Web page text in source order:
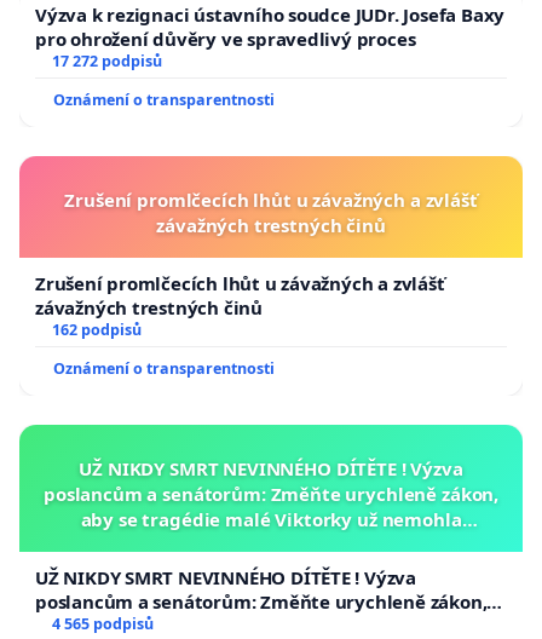
Výzva k rezignaci ústavního soudce JUDr. Josefa Baxy
pro ohrožení důvěry ve spravedlivý proces
17 272 podpisů
Oznámení o transparentnosti
Zrušení promlčecích lhůt u závažných a zvlášť
závažných trestných činů
Zrušení promlčecích lhůt u závažných a zvlášť
závažných trestných činů
162 podpisů
Oznámení o transparentnosti
UŽ NIKDY SMRT NEVINNÉHO DÍTĚTE ! Výzva
poslancům a senátorům: Změňte urychleně zákon,
aby se tragédie malé Viktorky už nemohla
UŽ NIKDY SMRT NEVINNÉHO DÍTĚTE ! Výzva
poslancům a senátorům: Změňte urychleně zákon,
aby se tragédie malé Viktorky už nemohla opakovat!
4 565 podpisů